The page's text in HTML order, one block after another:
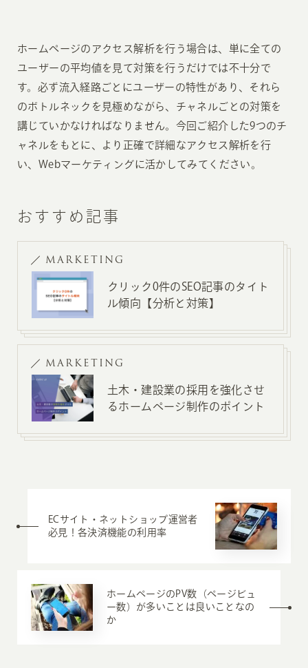
ホームページのアクセス解析を行う場合は、単に全ての
ユーザーの平均値を見て対策を行うだけでは不十分で
す。必ず流入経路ごとにユーザーの特性があり、それら
のボトルネックを見極めながら、チャネルごとの対策を
講じていかなければなりません。今回ご紹介した9つのチ
ャネルをもとに、より正確で詳細なアクセス解析を行
い、Webマーケティングに活かしてみてください。
おすすめ記事
MARKETING
クリック0件のSEO記事のタイト
ル傾向【分析と対策】
MARKETING
土木・建設業の採用を強化させ
るホームページ制作のポイント
ECサイト・ネットショップ運営者
必見！各決済機能の利用率
ホームページのPV数（ページビュ
ー数）が多いことは良いことなの
か